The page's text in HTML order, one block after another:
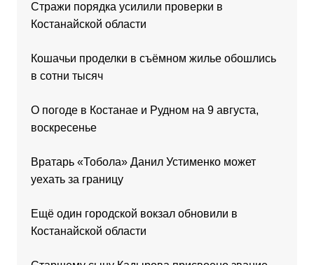
Стражи порядка усилили проверки в
Костанайской области
Кошачьи проделки в съёмном жилье обошлись
в сотни тысяч
О погоде в Костанае и Рудном на 9 августа,
воскресенье
Вратарь «Тобола» Данил Устименко может
уехать за границу
Ещё один городской вокзал обновили в
Костанайской области